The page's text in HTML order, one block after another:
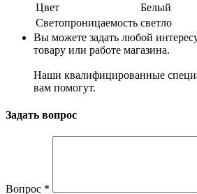
Цвет
Белый
Светопроницаемость светло
Вы можете задать любой
товару или работе магазина.
Наши квалифицированные
вам помогут.
Задать вопрос
Вопрос *